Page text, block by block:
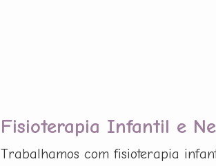
Fisioterapia Infantil e
Trabalhamos com fisioterapia